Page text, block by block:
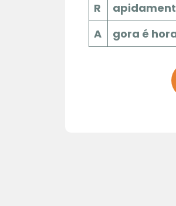
R
A
gora é